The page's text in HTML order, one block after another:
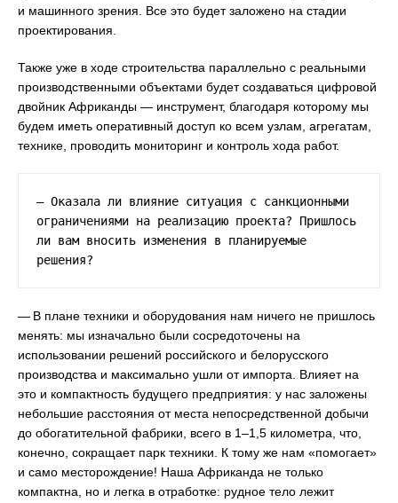
и машинного зрения. Все это будет заложено на стадии
проектирования.
Также уже в ходе строительства параллельно с реальными
производственными объектами будет создаваться цифровой
двойник Африканды — инструмент, благодаря которому мы
будем иметь оперативный доступ ко всем узлам, агрегатам,
технике, проводить мониторинг и контроль хода работ.
— Оказала ли влияние ситуация с санкционными
ограничениями на реализацию проекта? Пришлось
ли вам вносить изменения в планируемые
решения?
— В плане техники и оборудования нам ничего не пришлось
менять: мы изначально были сосредоточены на
использовании решений российского и белорусского
производства и максимально ушли от импорта. Влияет на
это и компактность будущего предприятия: у нас заложены
небольшие расстояния от места непосредственной добычи
до обогатительной фабрики, всего в 1–1,5 километра, что,
конечно, сокращает парк техники. К тому же нам «помогает»
и само месторождение! Наша Африканда не только
компактна, но и легка в отработке: рудное тело лежит